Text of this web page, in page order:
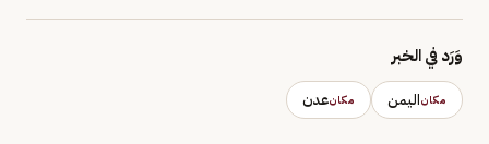
وَرَد في الخبر
مكاناليمن مكانعدن